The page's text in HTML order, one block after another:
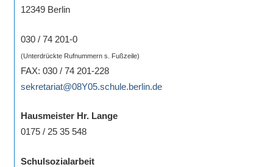
12349 Berlin
030 / 74 201-0
(Unterdrückte Rufnummern s. Fußzeile)
FAX: 030 / 74 201-228
sekretariat@08Y05.schule.berlin.de
Hausmeister Hr. Lange
0175 / 25 35 548
Schulsozialarbeit